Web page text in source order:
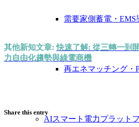
需要家側蓄電・EMS
再エネマッチング・
AIスマート電力プラット
其他新知文章:快速了解: 從三轉一到
力自由化趨勢與綠電商機
Share this entry